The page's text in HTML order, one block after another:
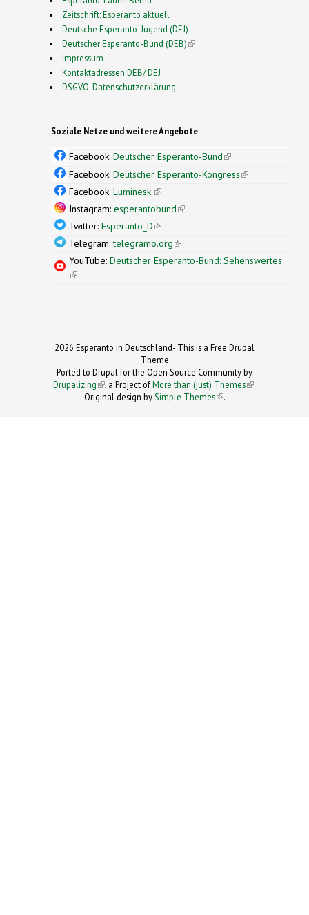
Zeitschrift: Esperanto aktuell
Deutsche Esperanto-Jugend (DEJ)
Deutscher Esperanto-Bund (DEB)(link is external)
Impressum
Kontaktadressen DEB/ DEJ
DSGVO-Datenschutzerklärung
Soziale Netze und weitere Angebote
Facebook: Deutscher Esperanto-Bund(link is
external)
Facebook: Deutscher Esperanto-Kongress(link is
Facebook: Luminesk'(link is external)
Instagram: esperantobund(link is external)
Twitter: Esperanto_D(link is external)
Telegram:telegramo.org(link is external)
YouTube: Deutscher Esperanto-Bund: Sehenswertes
(link is external)
2026 Esperanto in Deutschland- This is a Free Drupal
Theme
Ported to Drupal for the Open Source Community by
Drupalizing(link is external)
, a Project ofMore than (just) Themes (link is
.
Original design by Simple Themes
(link is
.